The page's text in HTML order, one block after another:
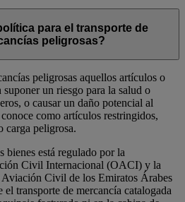
para el transporte de
peligrosas?
peligrosas aquellos artículos o
suponer un riesgo para la salud o
o causar un daño potencial al
como artículos restringidos,
carga peligrosa.
bienes está regulado por la
Civil Internacional (OACI) y la
Civil de los Emiratos Árabes
transporte de mercancía catalogada